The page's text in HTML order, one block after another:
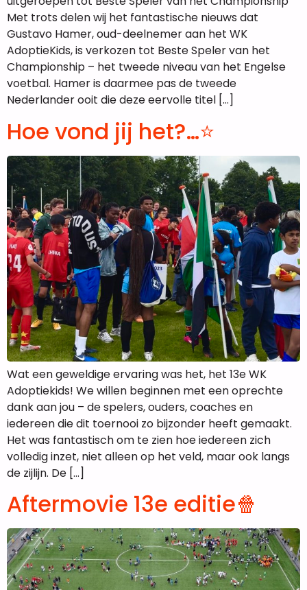
Met trots delen wij het fantastische nieuws dat
Gustavo Hamer, oud-deelnemer aan het WK
AdoptieKids, is verkozen tot Beste Speler van het
Championship – het tweede niveau van het Engelse
voetbal. Hamer is daarmee pas de tweede
Nederlander ooit die deze eervolle titel […]
Hoe vond jij het?…⭐
Wat een geweldige ervaring was het, het 13e WK
Adoptiekids! We willen beginnen met een oprechte
dank aan jou – de spelers, ouders, coaches en
iedereen die dit toernooi zo bijzonder heeft gemaakt.
Het was fantastisch om te zien hoe iedereen zich
volledig inzet, niet alleen op het veld, maar ook langs
de zijlijn. De […]
Aftermovie 13e editie🍿